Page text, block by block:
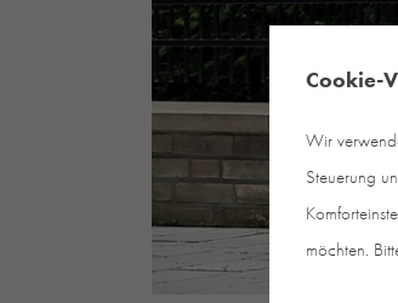
Cookie-
Wir
Steuerung
möchten.